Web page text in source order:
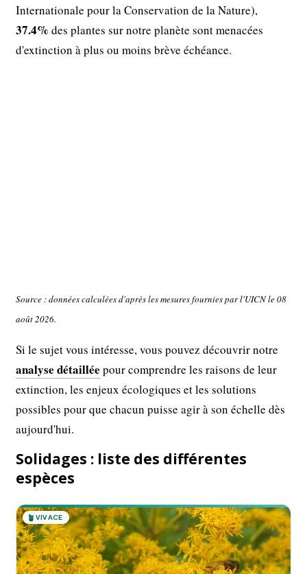
Internationale pour la Conservation de la Nature),
37.4% des plantes sur notre planète sont menacées
d'extinction à plus ou moins brève échéance.
Source : données calculées d'après les mesures fournies par l'UICN le 08
août 2026.
Si le sujet vous intéresse, vous pouvez découvrir notre
analyse détaillée pour comprendre les raisons de leur
extinction, les enjeux écologiques et les solutions
possibles pour que chacun puisse agir à son échelle dès
aujourd'hui.
Solidages : liste des différentes
espèces
🪴 VIVACE